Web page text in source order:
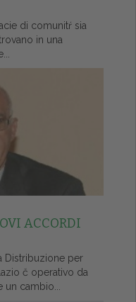
di comunitŕ sia
in una
ACCORDI
Distribuzione per
č operativo da
cambio...